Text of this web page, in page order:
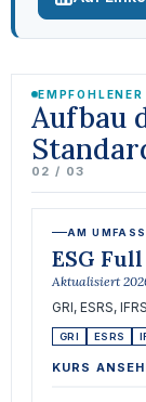
Aufbau
02 / 03
AM
ESG
Aktualisiert
GRI, ESRS,
GRI ESRS
KURS